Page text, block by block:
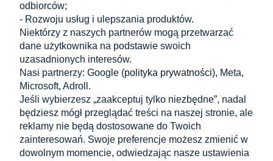
Zakupy
Pomoc
Moje konto
Informacje
KONTAKT
Altamira Sp. z o. o.
odbiorców;
- Rozwoju usług i ulepszania produktów.
Niektórzy z naszych partnerów mogą przetwarzać
dane użytkownika na podstawie swoich
uzasadnionych interesów.
Nasi partnerzy: Google (polityka prywatności), Meta,
Microsoft, Adroll.
Jeśli wybierzesz „zaakceptuj tylko niezbędne”, nadal
będziesz mógł przeglądać treści na naszej stronie, ale
reklamy nie będą dostosowane do Twoich
zainteresowań. Swoje preferencje możesz zmienić w
dowolnym momencie, odwiedzając nasze ustawienia